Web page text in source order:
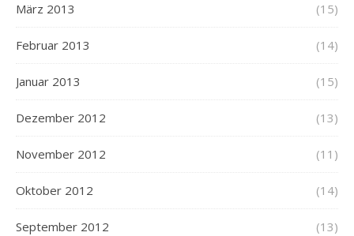
März 2013 (15)
Februar 2013 (14)
Januar 2013 (15)
Dezember 2012 (13)
November 2012 (11)
Oktober 2012 (14)
September 2012 (13)